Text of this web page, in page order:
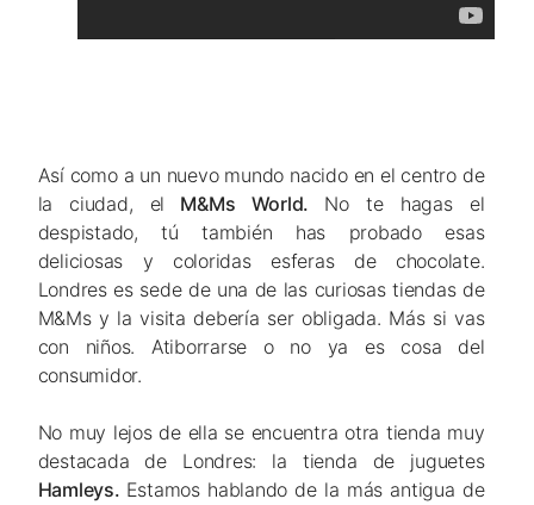
Así como a un nuevo mundo nacido en el centro de
la ciudad, el M&Ms World. No te hagas el
despistado, tú también has probado esas
deliciosas y coloridas esferas de chocolate.
Londres es sede de una de las curiosas tiendas de
M&Ms y la visita debería ser obligada. Más si vas
con niños. Atiborrarse o no ya es cosa del
consumidor.
No muy lejos de ella se encuentra otra tienda muy
destacada de Londres: la tienda de juguetes
Hamleys. Estamos hablando de la más antigua de